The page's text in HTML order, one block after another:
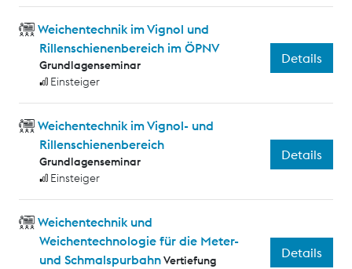
Weichentechnik im Vignol und
Rillenschienenbereich im ÖPNV
Grundlagenseminar
Einsteiger
Details
Weichentechnik im Vignol- und
Rillenschienenbereich
Grundlagenseminar
Einsteiger
Details
Weichentechnik und
Weichentechnologie für die Meter-
und SchmalspurbahnVertiefung
Details